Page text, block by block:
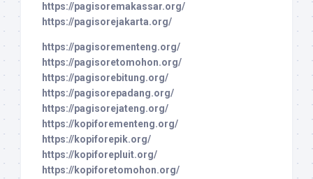
https://pagisoremakassar.org/
https://pagisorejakarta.org/
https://pagisorementeng.org/
https://pagisoretomohon.org/
https://pagisorebitung.org/
https://pagisorepadang.org/
https://pagisorejateng.org/
https://kopiforementeng.org/
https://kopiforepik.org/
https://kopiforepluit.org/
https://kopiforetomohon.org/